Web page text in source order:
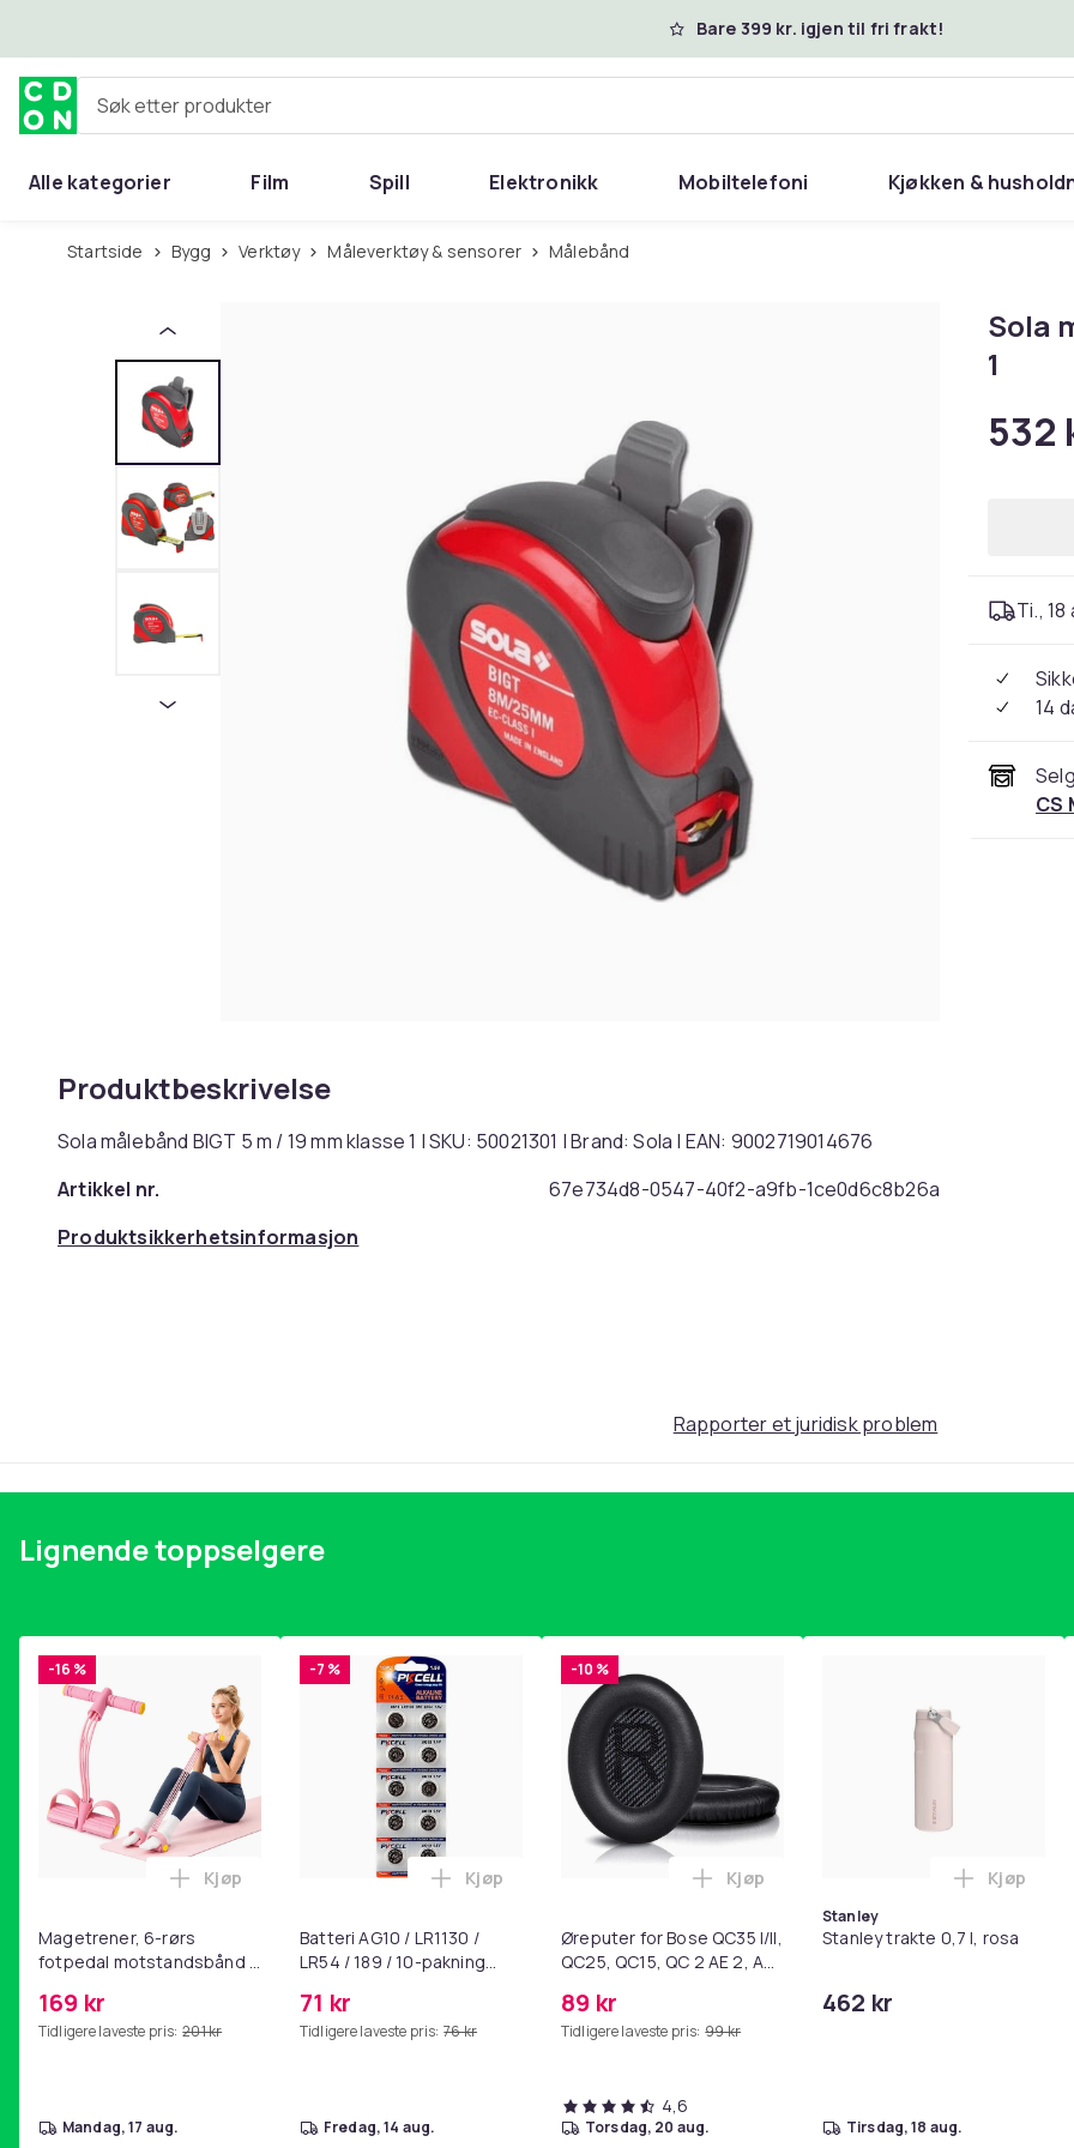
Bare 399 kr. igjen til fri frakt!
Søk etter produkter
Alle kategorier Film Spill Elektronikk Mobiltelefoni Kjøkken &
Startside Bygg Verktøy Måleverktøy & sensorer Målebånd
Produktbeskrivelse
Sola målebånd BIGT 5 m / 19 mm klasse 1 | SKU: 50021301 | Brand: Sola | EAN: 9002719014676
Artikkel nr.
67e734d8-0547-40f2-a9fb-1ce0d6c8b26a
Produktsikkerhetsinformasjon
Sola
1
532
Ti., 18
14
CS
Rapporter et juridisk problem
Lignende toppselgere
-16 %
Magetrener, 6-rørs
fotpedal motstandsbånd -
yoga og
hjemmegymnastikk Pink
169 kr
Tidligere laveste pris: 201 kr
Legg Magetrener, 6-rørs fotpedal motstandsbånd - mage- og kjernetrening, yoga og
Kjøp
mandag, 17 aug.
-7 %
Batteri AG10 / LR1130 /
LR54 / 189 / 10-pakning
71 kr
Tidligere laveste pris: 76 kr
Legg Batteri AG10 / LR1130 / LR54 / 189 / 10-pakning PKcell i
Kjøp
fredag, 14 aug.
-10 %
Øreputer for Bose QC35 I/II,
QC25, QC15, QC 2 AE 2, AE
SoundLink Black
89 kr
Tidligere laveste pris: 99 kr
Legg Øreputer for Bose QC35 I/II, QC25,
Kjøp
4,6
torsdag, 20 aug.
Stanley
Stanley trakte 0,7 l, rosa
462 kr
Legg
Kjøp
tirsdag, 18 aug.